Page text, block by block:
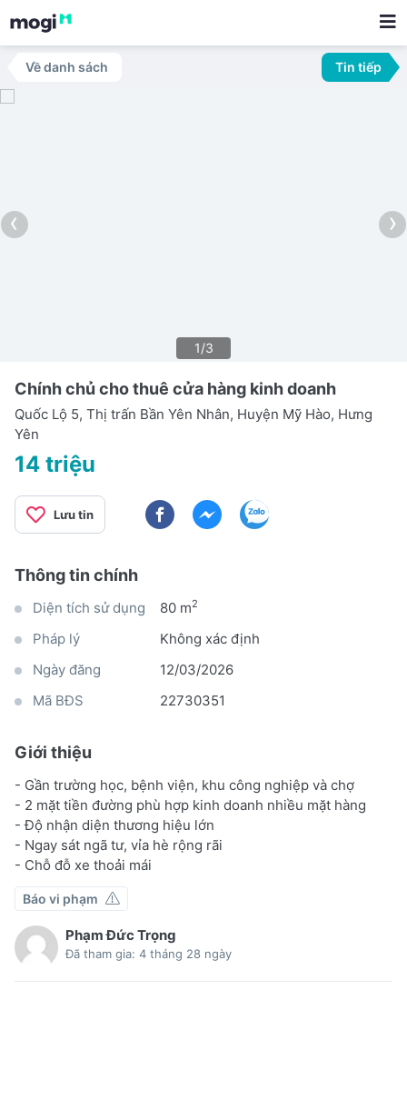
Về danh sách Tin tiếp
‹ ›
1/3
Chính chủ cho thuê cửa hàng kinh doanh
Quốc Lộ 5, Thị trấn Bần Yên Nhân, Huyện Mỹ Hào, Hưng
Yên
14 triệu
Lưu tin
Thông tin chính
Diện tích sử dụng 80 m2
Pháp lý
Không xác định
Ngày đăng
12/03/2026
Mã BĐS
22730351
Giới thiệu
- Gần trường học, bệnh viện, khu công nghiệp và chợ
- 2 mặt tiền đường phù hợp kinh doanh nhiều mặt hàng
- Độ nhận diện thương hiệu lớn
- Ngay sát ngã tư, vỉa hè rộng rãi
- Chỗ đỗ xe thoải mái
Báo vi phạm
Phạm Đức Trọng
Đã tham gia: 4 tháng 28 ngày